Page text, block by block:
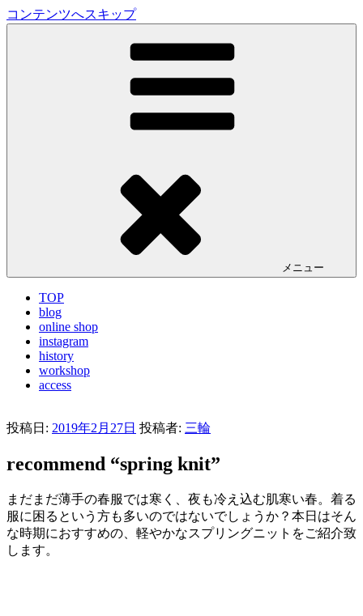
コンテンツへスキップ
LA VILLA ROUGE Blog
メニュー
TOP
blog
online shop
instagram
history
workshop
access
投稿日: 2019年2月27日 投稿者: 三輪
recommend “spring knit”
まだまだ薄手の春服では寒く、夜も冷え込む肌寒い春。着る
服に困るという方も多いのではないでしょうか？本日はそん
な時期におすすめの、軽やかなスプリングニットをご紹介致
します。